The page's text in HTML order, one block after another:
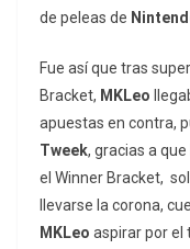
de peleas de
Fue así que tras
Bracket, MKLeo
apuestas en contra,
Tweek, gracias a
el Winner Bracket,
llevarse la corona,
MKLeo aspirar por el